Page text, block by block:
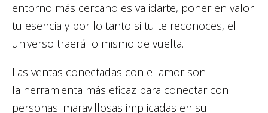
entorno más cercano es validarte, poner en valor
tu esencia y por lo tanto si tu te reconoces, el
universo traerá lo mismo de vuelta.
Las ventas conectadas con el amor son
la herramienta más eficaz para conectar con
personas. maravillosas implicadas en su